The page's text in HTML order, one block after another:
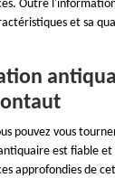
Outre
et sa
pouvez vous
est fiable
approfondies de